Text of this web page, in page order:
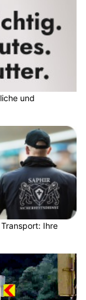
und
Ihre